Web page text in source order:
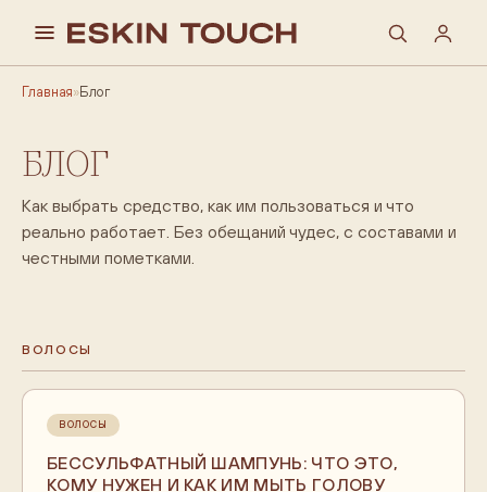
Главная»Блог
БЛОГ
Как выбрать средство, как им пользоваться и что
реально работает. Без обещаний чудес, с составами и
честными пометками.
ВОЛОСЫ
ВОЛОСЫ
БЕССУЛЬФАТНЫЙ ШАМПУНЬ: ЧТО ЭТО,
КОМУ НУЖЕН И КАК ИМ МЫТЬ ГОЛОВУ